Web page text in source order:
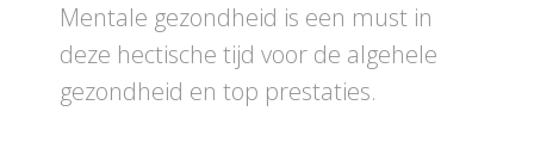
Mentale gezondheid is een must in
deze hectische tijd voor de algehele
gezondheid en top prestaties.